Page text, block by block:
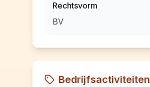
Rechtsvorm
BV
Bedrijfsactiviteiten